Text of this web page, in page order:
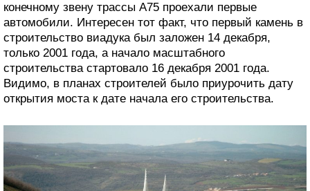
конечному звену трассы А75 проехали первые
автомобили. Интересен тот факт, что первый камень в
строительство виадука был заложен 14 декабря,
только 2001 года, а начало масштабного
строительства стартовало 16 декабря 2001 года.
Видимо, в планах строителей было приурочить дату
открытия моста к дате начала его строительства.